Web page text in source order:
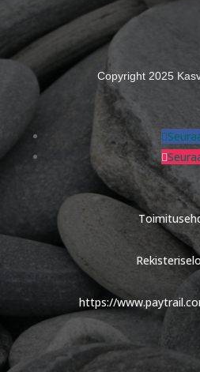
Copyright 2025
https://